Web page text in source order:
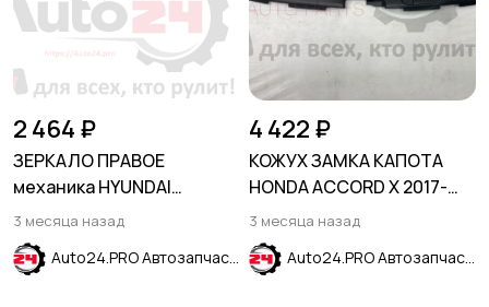
2 464 ₽
ЗЕРКАЛО ПРАВОЕ
механика HYUNDAI
SOLARIS 2017-2023
3 месяца назад
Auto24.PRO Автозапчасти
4 422 ₽
КОЖУХ ЗАМКА КАПОТА
HONDA ACCORD X 2017-
2020
3 месяца назад
Auto24.PRO Автозапчасти